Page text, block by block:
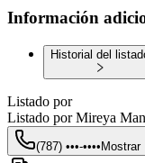
Información
Historial del
Listado por
Listado por Mireya
(787) •••-••••Mostrar